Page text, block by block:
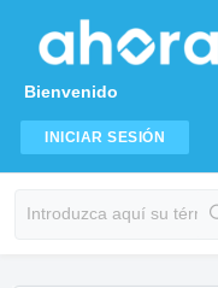
Bienvenido
INICIAR SESIÓN